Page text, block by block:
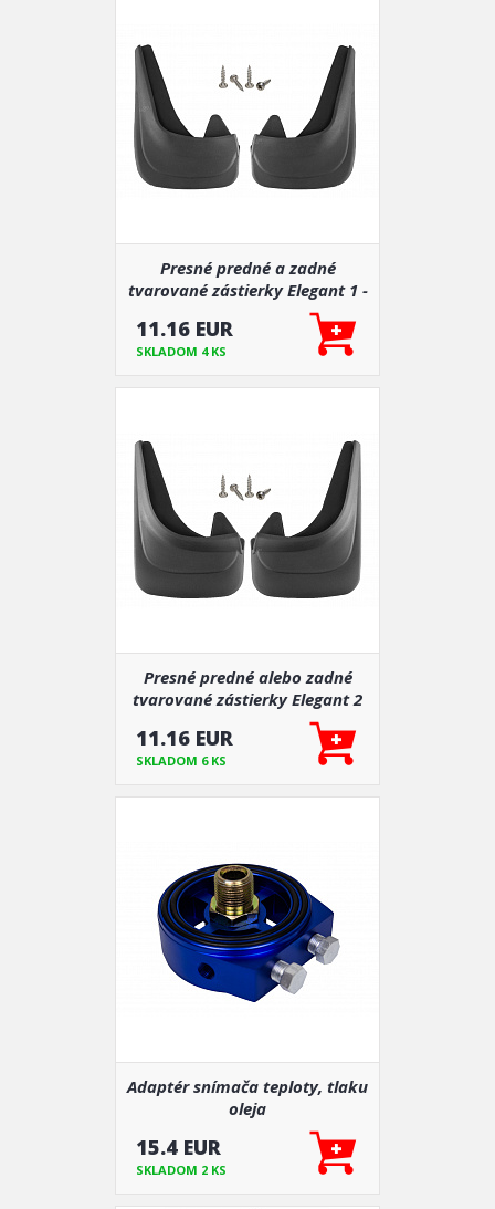
Presné predné a zadné
tvarované zástierky Elegant 1 -
pár pre určité modely áut
11.16 EUR
SKLADOM 4 KS
Presné predné alebo zadné
tvarované zástierky Elegant 2
(väčšinou hlavne pre zadnú
nápravu)
11.16 EUR
SKLADOM 6 KS
Adaptér snímača teploty, tlaku
oleja
15.4 EUR
SKLADOM 2 KS